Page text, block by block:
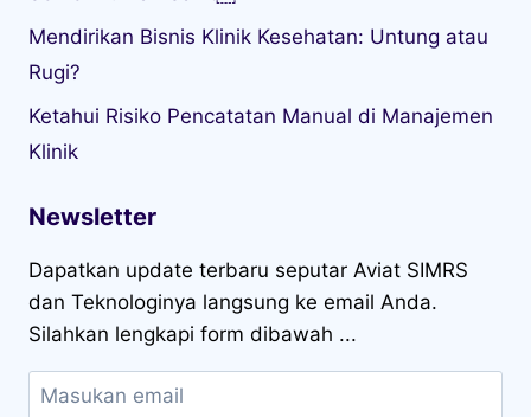
Mendirikan Bisnis Klinik Kesehatan: Untung atau
Rugi?
Ketahui Risiko Pencatatan Manual di Manajemen
Klinik
Newsletter
Dapatkan update terbaru seputar Aviat SIMRS
dan Teknologinya langsung ke email Anda.
Silahkan lengkapi form dibawah ...